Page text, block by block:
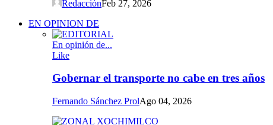
RedacciónFeb 27, 2026
EN OPINION DE
En opinión de...
Like
Gobernar el transporte no cabe en tres años
Fernando Sánchez ProlAgo 04, 2026